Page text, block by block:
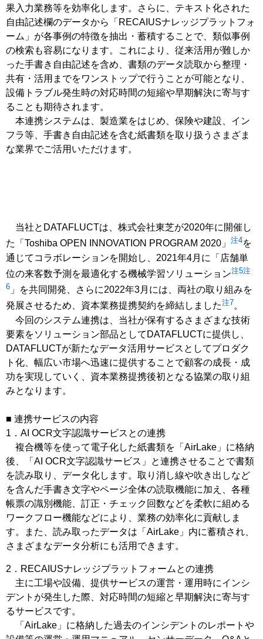
果入力業務等を効率化します。さらに、テキスト化された
自由記述欄のデータから「RECAIUSナレッジプラットフォ
ーム」が各事例の特徴を抽出・蓄積することで、類似事例
の検索も容易になります。これにより、従来活用が難しか
った手書き自由記述を含め、書類のデータ読取から整理・
共有・活用までをワンストップで行うことが可能となり、
設備トラブル発生時の対応時間の短縮や早期解決に寄与す
ることも期待されます。
本連携システムは、製造業をはじめ、保険や建設、イン
フラ等、手書き自由記述を含む紙書類を取り扱うさまざま
な業界でご活用いただけます。
当社とDATAFLUCTは、株式会社東芝が2020年に開催し
た「Toshiba OPEN INNOVATION PROGRAM 2020」 注4を
通じてコラボレーションを開始し、2021年4月に「店舗単
位の来客数予測を最適化する機械学習ソリューション注5注
6 」を共同開発、さらに2022年3月には、両社の取り組みを
発展させるため、資本業務提携契約を締結しました注7。
今回のシステム連携は、当社が保有するさまざまな技術
要素をソリューション部品としてDATAFLUCTに提供し、
DATAFLUCTが新たなデータ活用サービスとしてプロダク
ト化、幅広い市場へ迅速に提供することで顧客の成長・成
功を実現していく、資本業務提携後初となる協業の取り組
みとなります。
■ 連携サービスの内容
1．AI OCR文字認識サービスとの連携
複合機等を使って電子化した紙書類を「AirLake」に格納
後、「AI OCR文字認識サービス」と連携させることで書類
を読み取り、データ化します。取り消し線や吹き出しなど
を含んだ手書き文字やページ全体の読取機能に加え、各種
帳票の識別機能、訂正・チェック回数などを柔軟に組める
ワークフロー機能などにより、業務の効率化に貢献しま
す。また、読み取ったデータは「AirLake」内に蓄積され、
さまざまなデータ分析にも活用できます。
2．RECAIUSナレッジプラットフォームとの連携
主に工場や設備、提供サービスの運営・運用時にインシ
デントが発生した際、対応時間の短縮と早期解決に寄与す
るサービスです。
「AirLake」に格納した過去のインシデントのレポートや